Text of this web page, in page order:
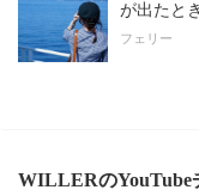
が出たと
フェリー
WILLERのYouTube